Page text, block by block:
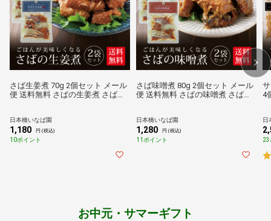
さば生姜煮 70g 2個セット メール
便 送料無料 さばの生姜煮 さばし
贈答 内祝い 母 引越し祝い お祝い
手土産
日本橋いなば園
1,180 円 (税込)
10ポイント
さば味噌煮 80g 2個セット メール
便 送料無料 さばの味噌煮 さばみ
い 母 引越し祝い お祝い 手土産
日本橋いなば園
1,280 円 (税込)
11ポイント
4
日
23
お中元・サマーギフト